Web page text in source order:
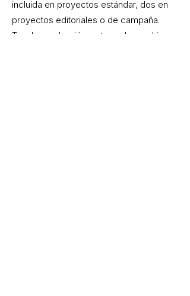
incluida en proyectos estándar, dos en
proyectos editoriales o de campaña.
Tras la aprobación, entrego los archivos